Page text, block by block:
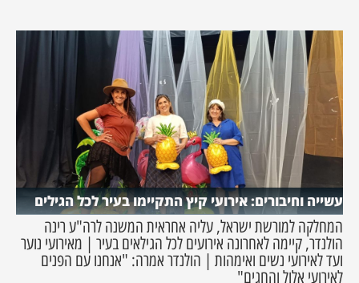
עשייה וחיבורים: אירועי קיץ התקיימו בעיר לכל הגילים
המחלקה למורשת ישראל, עליה אחראית המשנה לרה"ע רינה
הולנדר, קיימה לאחרונה אירועים לכל הגילאים בעיר | מאירועי נוער
ועד לאירועי נשים ואימהות | הולנדר אמרה: "אנחנו עם הפנים
לאירועי אלול והחגים"